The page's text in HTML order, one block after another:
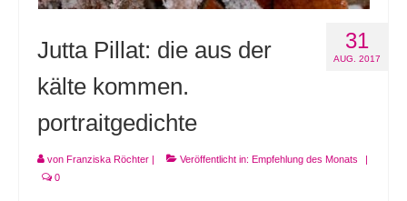
31
AUG. 2017
Jutta Pillat: die aus der
kälte kommen.
portraitgedichte
von Franziska Röchter | Veröffentlicht in: Empfehlung des Monats
|
0